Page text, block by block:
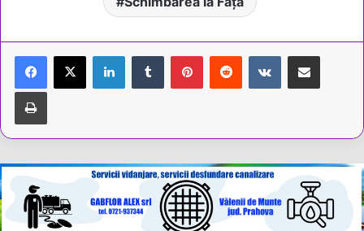
LinkedInTumblr PinterestReddit VKontakteShare via Email
Tipărește